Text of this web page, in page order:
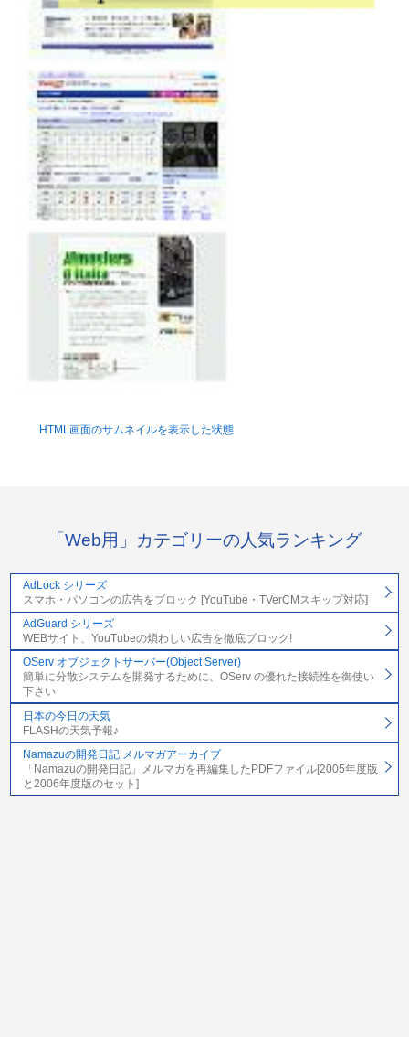
HTML画面のサムネイルを表示した状態
「Web用」カテゴリーの人気ランキング
AdLock シリーズ
スマホ・パソコンの広告をブロック [YouTube・TVerCMスキップ対応]
AdGuard シリーズ
WEBサイト、YouTubeの煩わしい広告を徹底ブロック!
OServ オブジェクトサーバー(Object Server)
簡単に分散システムを開発するために、OServ の優れた接続性を御使い
下さい
日本の今日の天気
FLASHの天気予報♪
Namazuの開発日記 メルマガアーカイブ
「Namazuの開発日記」メルマガを再編集したPDFファイル[2005年度版
と2006年度版のセット]